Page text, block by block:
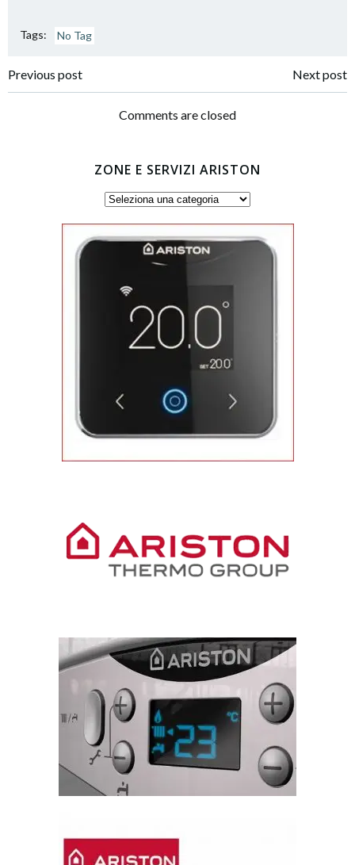
Tags: No Tag
Post
navigation
Previous post
navigation
Next post
Comments are closed
ZONE E SERVIZI ARISTON
Zone
servizi
Ariston